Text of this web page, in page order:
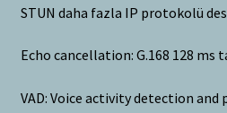
STUN daha fazla IP protokolü
Echo cancellation: G.168 128 ms
VAD: Voice activity detection